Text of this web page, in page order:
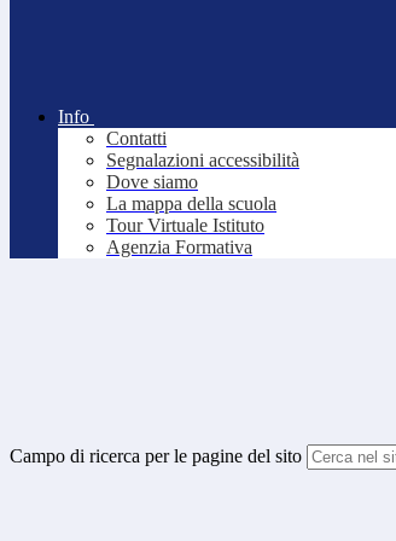
Info
Contatti
Segnalazioni accessibilità
Dove siamo
La mappa della scuola
Tour Virtuale Istituto
Agenzia Formativa
Campo di ricerca per le pagine del sito